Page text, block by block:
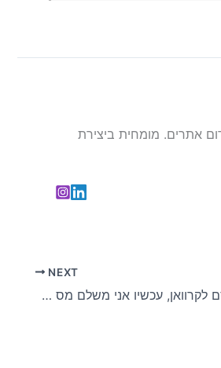
אתרים. מומחית ביצירת
NEXT
השכרתי אסם לקרוואן, עכשיו אני משלם מס מסחרי ולא מצליח לפרוש